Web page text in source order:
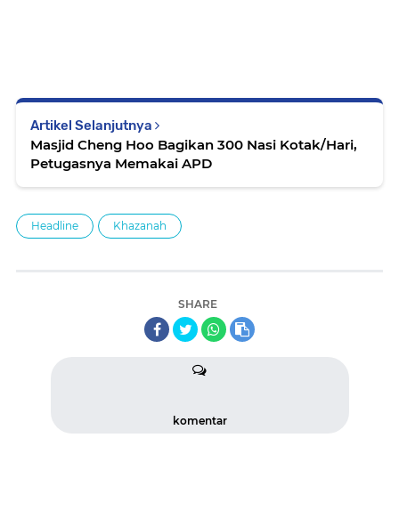
Artikel Selanjutnya
Masjid Cheng Hoo Bagikan 300 Nasi Kotak/Hari,
Petugasnya Memakai APD
Headline Khazanah
SHARE
komentar